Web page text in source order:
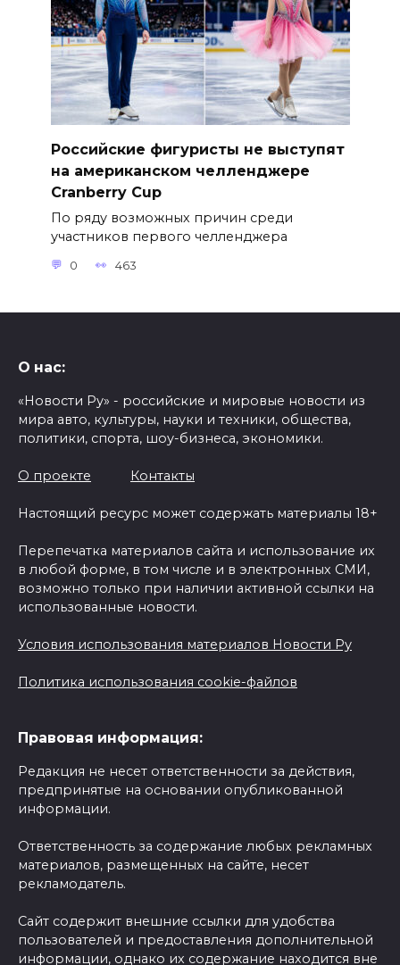
Российские фигуристы не выступят
на американском челленджере
Cranberry Cup
По ряду возможных причин среди
участников первого челленджера
0 463
О нас:
«Новости Ру» - российские и мировые новости из
мира авто, культуры, науки и техники, общества,
политики, спорта, шоу-бизнеса, экономики.
О проекте Контакты
Настоящий ресурс может содержать материалы 18+
Перепечатка материалов сайта и использование их
в любой форме, в том числе и в электронных СМИ,
возможно только при наличии активной ссылки на
использованные новости.
Условия использования материалов Новости Ру
Политика использования cookie-файлов
Правовая информация:
Редакция не несет ответственности за действия,
предпринятые на основании опубликованной
информации.
Ответственность за содержание любых рекламных
материалов, размещенных на сайте, несет
рекламодатель.
Сайт содержит внешние ссылки для удобства
пользователей и предоставления дополнительной
информации, однако их содержание находится вне